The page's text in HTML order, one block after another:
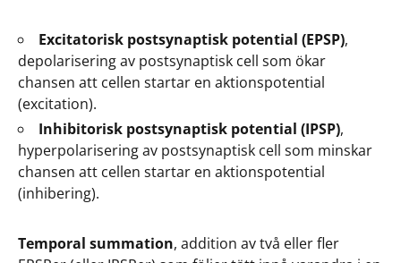
Excitatorisk postsynaptisk potential (EPSP),
depolarisering av postsynaptisk cell som ökar
chansen att cellen startar en aktionspotential
(excitation).
Inhibitorisk postsynaptisk potential (IPSP),
hyperpolarisering av postsynaptisk cell som minskar
chansen att cellen startar en aktionspotential
(inhibering).
Temporal summation, addition av två eller fler